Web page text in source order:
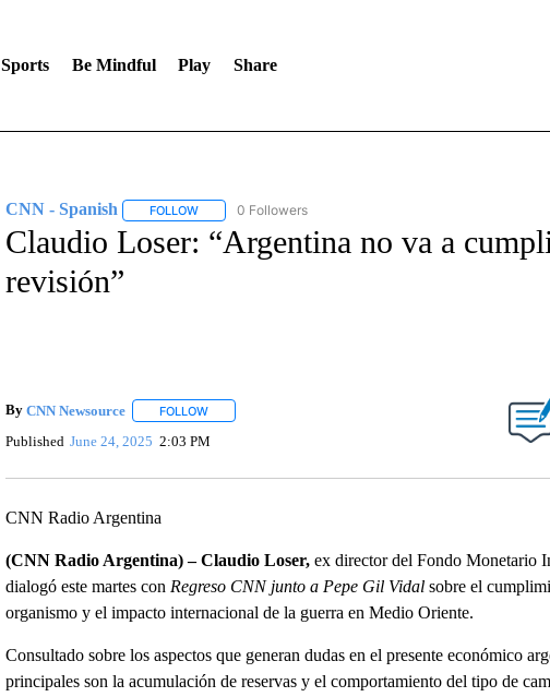
Sports Be Mindful Play Share
CNN - Spanish FOLLOWFOLLOW "CNN - SPANISH" TO RECEIVE NOTIFICATIONS
0 Followers
Claudio Loser: “Argentina no va a
revisión”
By CNN Newsource FOLLOWFOLLOW "" TO RECEIVE NOTIFICATIONS ABOUT NEW
Published June 24, 2025 2:03 PM
CNN Radio Argentina
(CNN Radio Argentina) – Claudio Loser, ex director del Fondo Monetario
dialogó este martes con Regreso CNN junto a Pepe Gil Vidalsobre el
organismo y el impacto internacional de la guerra en Medio Oriente.
Consultado sobre los aspectos que generan dudas en el presente económico
principales son la acumulación de reservas y el comportamiento del tipo de